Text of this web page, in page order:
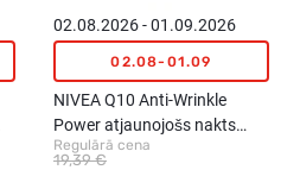
02.08.2026 - 01.09.2026
02.08-01.09
NIVEA Q10 Anti-Wrinkle
Power atjaunojošs nakts
krēms pret grumbām, 50ml
Regulārā cena
19,39 €